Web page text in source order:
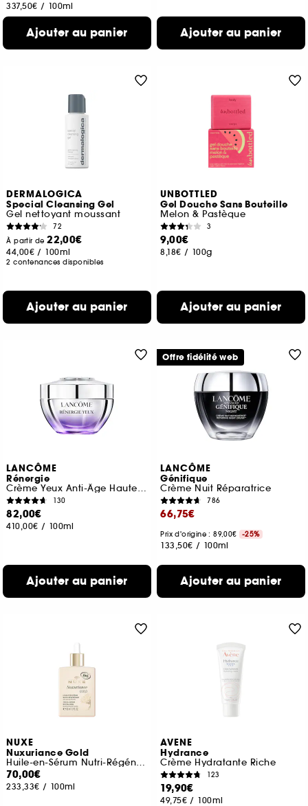
337,50€ / 100ml
Ajouter au panier Ajouter au panier
DERMALOGICA
Special Cleansing Gel
Gel nettoyant moussant
72
À partir de22,00€
44,00€ / 100ml
2 contenances disponibles
Ajouter au panier
UNBOTTLED
Gel Douche Sans Bouteille
Melon & Pastèque
3
9,00€
8,18€ / 100g
Ajouter au panier
LANCÔME
Rénergie
Crème Yeux Anti-Âge Haute-Performance
130
82,00€
410,00€ / 100ml
Ajouter au panier
LANCÔME
Génifique
Crème Nuit Réparatrice
786
66,75€
Prix d'origine : 89,00€ -25%
133,50€ / 100ml
Ajouter au panier
Offre fidélité web
NUXE
Nuxuriance Gold
Huile-en-Sérum Nutri-Régénérant
70,00€
233,33€ / 100ml
AVENE
Hydrance
Crème Hydratante Riche
123
19,90€
49,75€ / 100ml